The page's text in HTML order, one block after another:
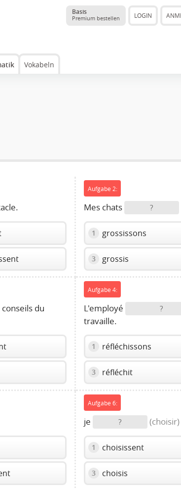
Basis
Premium bestellen LOGIN
Vokabeln
Aufgabe 2:
Mes chats ?
1 grossissons
3 grossis
du
Aufgabe 4:
L'employé ?
travaille.
1 réfléchissons
3 réfléchit
Aufgabe 6:
je ? (choisir)
1 choisissent
3 choisis